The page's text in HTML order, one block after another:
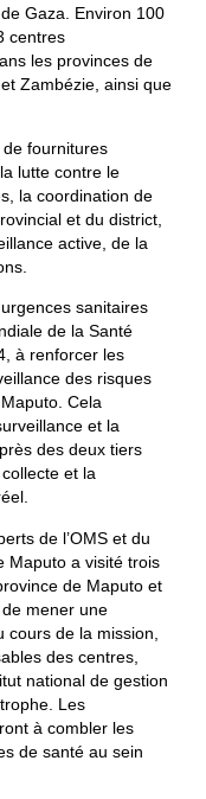
Gaza. Environ 100
centres
les provinces de
Zambézie, ainsi que
fournitures
lutte contre le
la coordination de
et du district,
active, de la
sanitaires
de la Santé
à renforcer les
des risques
Cela
et la
des deux tiers
et la
de l’OMS et du
Maputo a visité trois
de Maputo et
mener une
de la mission,
des centres,
national de gestion
Les
à combler les
de santé au sein